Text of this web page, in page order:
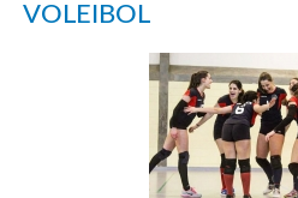
VOLEIBOL